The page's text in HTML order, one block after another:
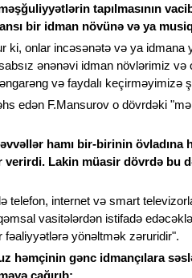
tapılmasının
bir idman növünə və ya
ki, onlar incəsənətə və ya idmana
ənənəvi idman növlərimiz
və faydalı keçirməyimizə
edən F.Mansurov o dövrdəki
hamı bir-birinin övladına
verirdi. Lakin müasir dövrdə bu
telefon, internet və smart
vasitələrdən istifadə
fəaliyyətlərə yönəltmək zəruridir".
həmçinin gənc idmançılara
çağırıb: